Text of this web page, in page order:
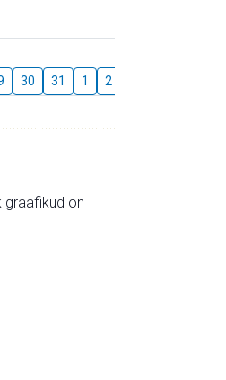
30 31 1 2
graafikud on